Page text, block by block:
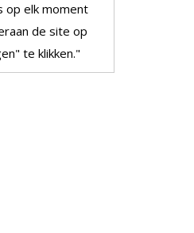
op elk moment
de site op
te klikken."